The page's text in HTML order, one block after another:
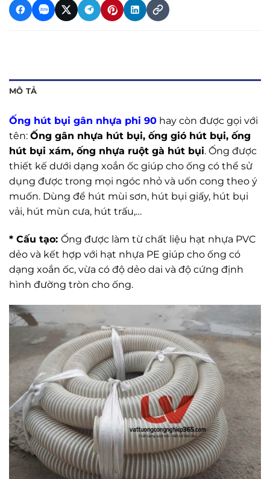
MÔ TẢ
Ống hút bụi gân nhựa phi 90 hay còn được gọi với
tên: Ống gân nhựa hút bụi, ống gió hút bụi, ống
hút bụi xám, ống nhựa ruột gà hút bụi. Ống được
thiết kế dưới dạng xoắn ốc giúp cho ống có thể sử
dụng được trong mọi ngóc nhỏ và uốn cong theo ý
muốn. Dùng để hút mùi sơn, hút bụi giấy, hút bụi
vải, hút mùn cưa, hút trấu,…
* Cấu tạo: Ống được làm từ chất liệu hạt nhựa PVC
dẻo và kết hợp với hạt nhựa PE giúp cho ống có
dạng xoắn ốc, vừa có độ dẻo dai và độ cứng định
hình đường tròn cho ống.